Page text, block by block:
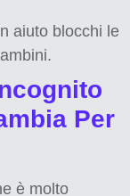
aiuto blocchi le
Per
è molto